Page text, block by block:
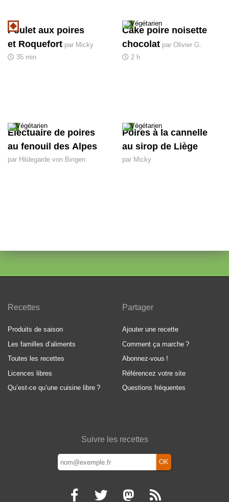
Poulet aux poires
et Roquefort par Micky
35 min
Cake poire noisette
chocolat par Olivier G.
2 h
Électuaire de poires
au fenouil des Alpes
par Hildegarde von Bingen
Poires à la cannelle
au sirop de Liège
par Micky
Recettes
Produits de saison
Les familles d’aliments
Toutes les recettes
Licences libres
Qu’est-ce qu’une cuisine libre ?
Partager
Ajouter une recette
Comment ça marche ?
Abonnez-vous !
Référencez votre site
Questions fréquentes
Suivre les recettes
OK